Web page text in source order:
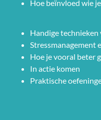
Hoe beïnvloed wie
Handige technieken
Stressmanagement
Hoe je vooral beter
In actie komen
Praktische